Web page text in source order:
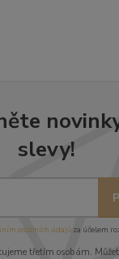
slevy!
osobních údajůza účelem
třetím osobám.